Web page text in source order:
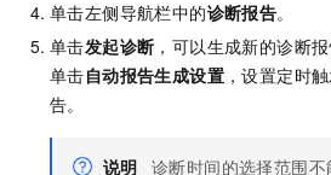
单击左侧导航栏中的诊断报告。
单击发起诊断 ，可以生成新的诊断报
单击自动报告生成设置 ，设置定时
告。
说明 诊断时间的选择范围